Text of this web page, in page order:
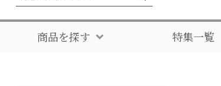
商品を探す 特集一覧